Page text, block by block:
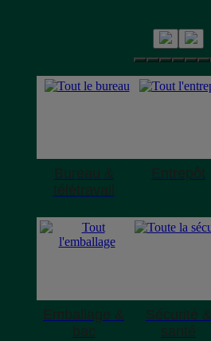
Bureau &
télétravail
Entrepôt
Emballage &
bac
Sécurité &
santé